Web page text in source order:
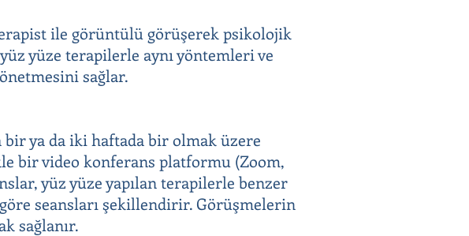
ile görüntülü görüşerek psikolojik
yüze terapilerle aynı yöntemleri ve
sağlar.
ya da iki haftada bir olmak üzere
bir video konferans platformu (Zoom,
yüz yüze yapılan terapilerle benzer
seansları şekillendirir. Görüşmelerin
sağlanır.